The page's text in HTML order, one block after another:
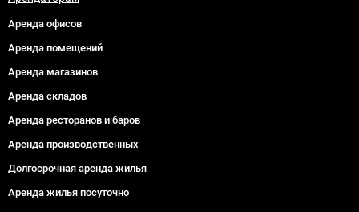
Аренда офисов
Аренда помещений
Аренда магазинов
Аренда складов
Аренда ресторанов и баров
Аренда производственных
Долгосрочная аренда жилья
Аренда жилья посуточно